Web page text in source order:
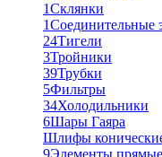
1Склянки
1Соединительные
24Тигели
3Тройники
39Трубки
5Фильтры
34Холодильники
6Шары Гаяра
Шлифы
9Элементы прямые